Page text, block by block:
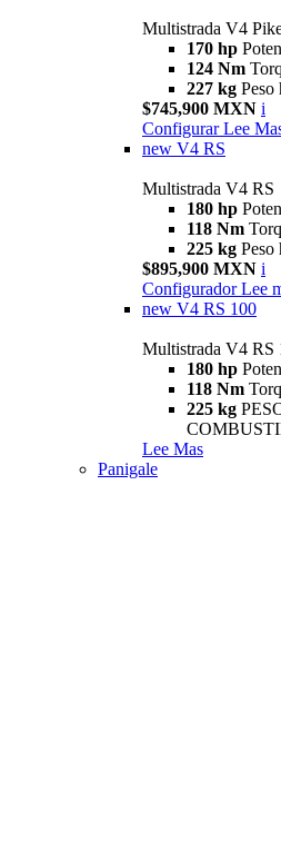
Multistrada V4
170 hp
124 Nm
227 kg Peso
$745,900 MXN i
Configurar Lee
new V4 RS
Multistrada V4 RS
180 hp
118 Nm
225 kg Peso
$895,900 MXN i
Configurador Lee
new V4 RS 100
Multistrada V4 RS
180 hp
118 Nm
225 kg
Lee Mas
Panigale